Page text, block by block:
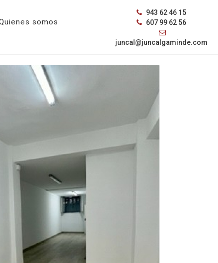
somos
943 62 46 15
607 99 62 56
juncal@juncalgaminde.com